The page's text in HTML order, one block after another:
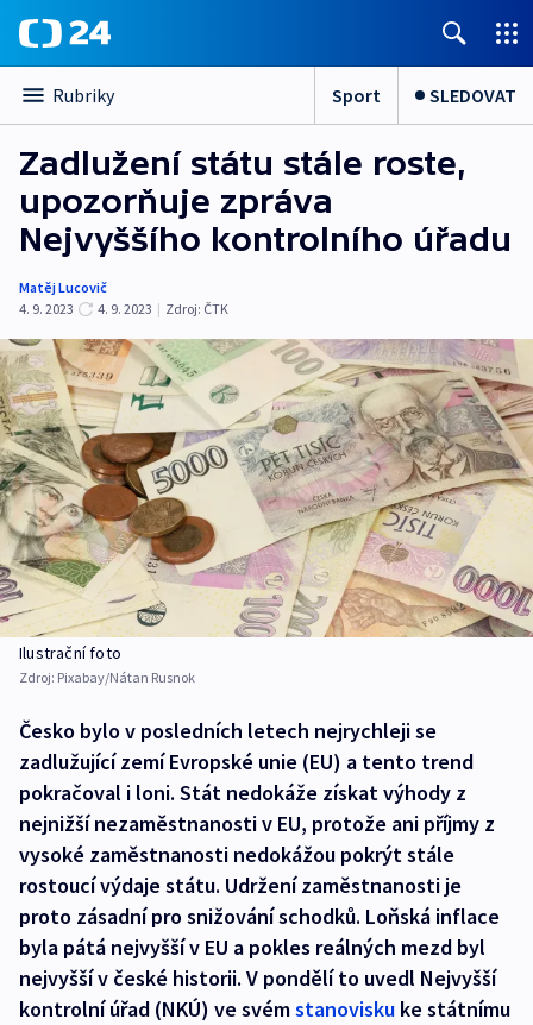
Rubriky Sport SLEDOVAT
Zadlužení státu stále roste,
upozorňuje zpráva
Nejvyššího kontrolního úřadu
Matěj Lucovič
4. 9. 2023
4. 9. 2023 | Zdroj: ČTK
Ilustrační foto
Zdroj: Pixabay/Nátan Rusnok
Česko bylo v posledních letech nejrychleji se
zadlužující zemí Evropské unie (EU) a tento trend
pokračoval i loni. Stát nedokáže získat výhody z
nejnižší nezaměstnanosti v EU, protože ani příjmy z
vysoké zaměstnanosti nedokážou pokrýt stále
rostoucí výdaje státu. Udržení zaměstnanosti je
proto zásadní pro snižování schodků. Loňská inflace
byla pátá nejvyšší v EU a pokles reálných mezd byl
nejvyšší v české historii. V pondělí to uvedl Nejvyšší
kontrolní úřad (NKÚ) ve svémstanovisku ke státnímu